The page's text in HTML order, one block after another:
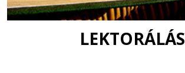
LEKTORÁLÁS